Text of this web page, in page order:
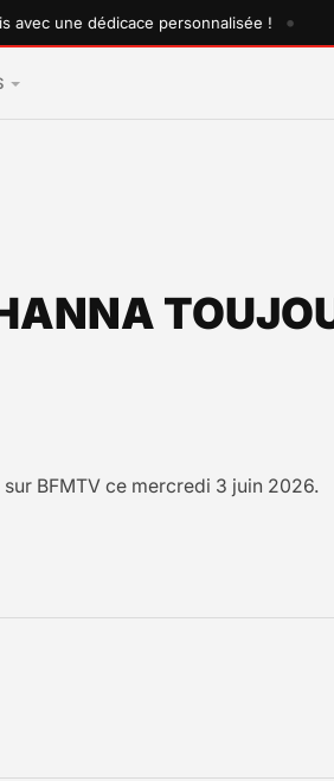
une dédicace personnalisée ! •
BFMTV ce mercredi 3 juin 2026.